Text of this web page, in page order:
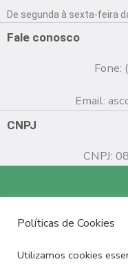
o
o
De segunda à sexta-feira
Fale conosco
Fone:
Email:
CNPJ
CNPJ:
Políticas de Cookies
Utilizamos cookies